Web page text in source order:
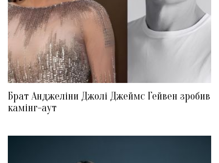
Брат Анджеліни Джолі Джеймс Гейвен зробив
камінг-аут